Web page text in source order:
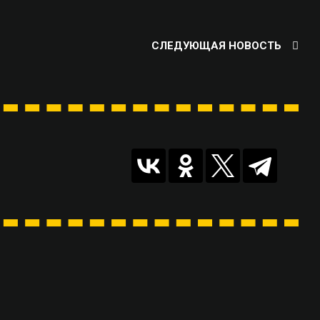
СЛЕДУЮЩАЯ НОВОСТЬ